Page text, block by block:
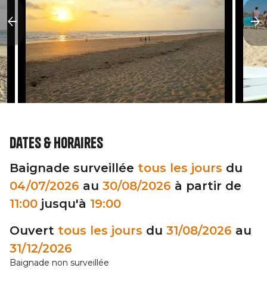
Dates & horaires
Baignade surveillée tous les jours du
04/07/2026 au 30/08/2026 à partir de
11:00 jusqu'à 19:00
Ouvert tous les jours du 31/08/2026 au
31/12/2026
Baignade non surveillée